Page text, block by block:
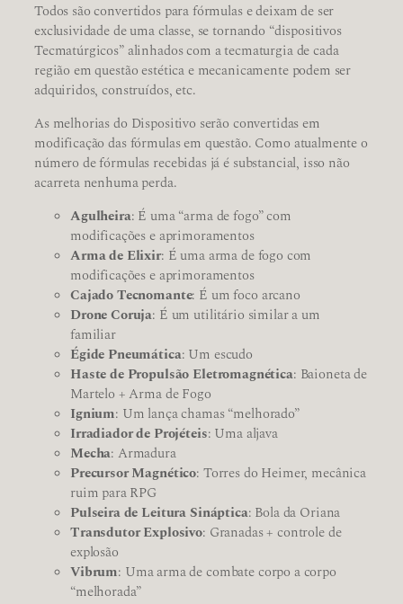
Todos são convertidos para fórmulas e deixam de ser
exclusividade de uma classe, se tornando “dispositivos
Tecmatúrgicos” alinhados com a tecmaturgia de cada
região em questão estética e mecanicamente podem ser
adquiridos, construídos, etc.
As melhorias do Dispositivo serão convertidas em
modificação das fórmulas em questão. Como atualmente o
número de fórmulas recebidas já é substancial, isso não
acarreta nenhuma perda.
Agulheira: É uma “arma de fogo” com
modificações e aprimoramentos
Arma de Elixir: É uma arma de fogo com
modificações e aprimoramentos
Cajado Tecnomante: É um foco arcano
Drone Coruja: É um utilitário similar a um
familiar
Égide Pneumática: Um escudo
Haste de Propulsão Eletromagnética: Baioneta de
Martelo + Arma de Fogo
Ignium: Um lança chamas “melhorado”
Irradiador de Projéteis: Uma aljava
Mecha: Armadura
Precursor Magnético: Torres do Heimer, mecânica
ruim para RPG
Pulseira de Leitura Sináptica: Bola da Oriana
Transdutor Explosivo: Granadas + controle de
explosão
Vibrum: Uma arma de combate corpo a corpo
“melhorada”